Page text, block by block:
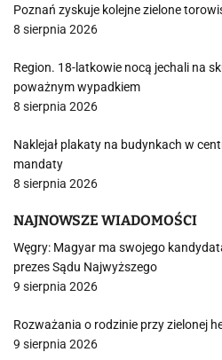
Poznań zyskuje kolejne zielone
8 sierpnia 2026
Region. 18-latkowie nocą jechali na
poważnym wypadkiem
8 sierpnia 2026
Naklejał plakaty na budynkach w
mandaty
8 sierpnia 2026
NAJNOWSZE WIADOMOŚCI
Węgry: Magyar ma swojego
prezes Sądu Najwyższego
9 sierpnia 2026
Rozważania o rodzinie przy zielonej
9 sierpnia 2026